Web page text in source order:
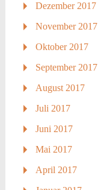
Dezember 2017
November 2017
Oktober 2017
September 2017
August 2017
Juli 2017
Juni 2017
Mai 2017
April 2017